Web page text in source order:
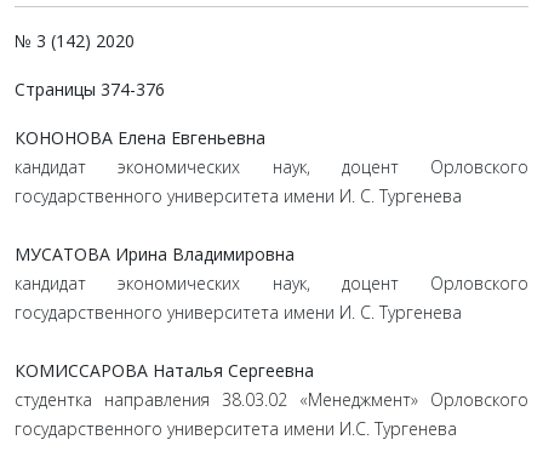
№ 3 (142) 2020
Страницы 374-376
КОНОНОВА Елена Евгеньевна
кандидат экономических наук, доцент Орловского
государственного университета имени И. С. Тургенева
МУСАТОВА Ирина Владимировна
кандидат экономических наук, доцент Орловского
государственного университета имени И. С. Тургенева
КОМИССАРОВА Наталья Сергеевна
студентка направления 38.03.02 «Менеджмент» Орловского
государственного университета имени И.С. Тургенева